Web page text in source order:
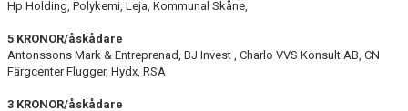
Hp Holding, Polykemi, Leja, Kommunal Skåne,
5 KRONOR/åskådare
Antonssons Mark & Entreprenad, BJ Invest , Charlo VVS Konsult AB, CN
Färgcenter Flugger, Hydx, RSA
3 KRONOR/åskådare